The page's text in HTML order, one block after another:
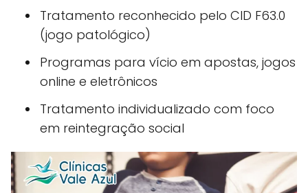
Tratamento reconhecido pelo CID F63.0
(jogo patológico)
Programas para vício em apostas, jogos
online e eletrônicos
Tratamento individualizado com foco
em reintegração social